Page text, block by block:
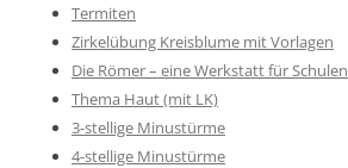
Termiten
Zirkelübung Kreisblume mit Vorlagen
Die Römer – eine Werkstatt für Schulen
Thema Haut (mit LK)
3-stellige Minustürme
4-stellige Minustürme